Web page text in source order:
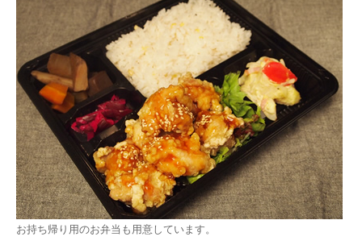
お持ち帰り用のお弁当も用意しています。